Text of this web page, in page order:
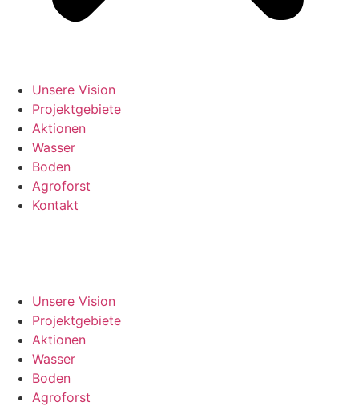
Unsere Vision
Projektgebiete
Aktionen
Wasser
Boden
Agroforst
Kontakt
Unsere Vision
Projektgebiete
Aktionen
Wasser
Boden
Agroforst